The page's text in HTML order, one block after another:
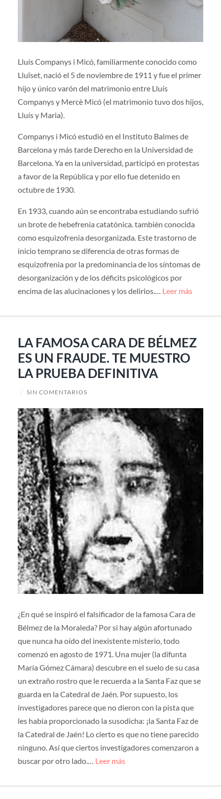
Lluís Companys i Micó, familiarmente conocido como
Lluïset, nació el 5 de noviembre de 1911 y fue el primer
hijo y único varón del matrimonio entre Lluís
Companys y Mercè Micó (el matrimonio tuvo dos hijos,
Lluís y Maria).
Companys i Micó estudió en el Instituto Balmes de
Barcelona y más tarde Derecho en la Universidad de
Barcelona. Ya en la universidad, participó en protestas
a favor de la República y por ello fue detenido en
octubre de 1930.
En 1933, cuando aún se encontraba estudiando sufrió
un brote de hebefrenia catatónica. también conocida
como esquizofrenia desorganizada. Este trastorno de
inicio temprano se diferencia de otras formas de
esquizofrenia por la predominancia de los síntomas de
desorganización y de los déficits psicológicos por
encima de las alucinaciones y los delirios.… Leer más
LA FAMOSA CARA DE BÉLMEZ
ES UN FRAUDE. TE MUESTRO
LA PRUEBA DEFINITIVA
/ SIN COMENTARIOS
¿En qué se inspiró el falsificador de la famosa Cara de
Bélmez de la Moraleda? Por si hay algún afortunado
que nunca ha oído del inexistente misterio, todo
comenzó en agosto de 1971. Una mujer (la difunta
María Gómez Cámara) descubre en el suelo de su casa
un extraño rostro que le recuerda a la Santa Faz que se
guarda en la Catedral de Jaén. Por supuesto, los
investigadores parece que no dieron con la pista que
les había proporcionado la susodicha: ¡la Santa Faz de
la Catedral de Jaén! Lo cierto es que no tiene parecido
ninguno. Así que ciertos investigadores comenzaron a
buscar por otro lado.… Leer más